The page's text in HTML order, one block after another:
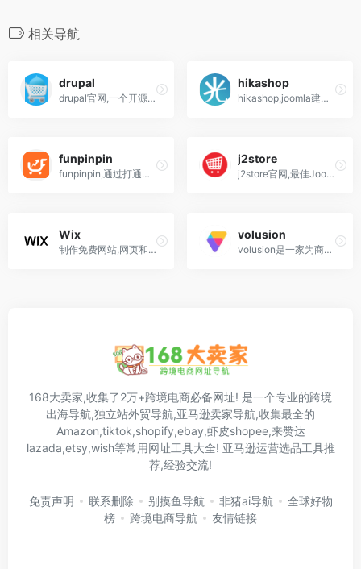
相关导航
drupal
drupal官网,一个开源的内容管理系统(CMS) 平台,独立站电商建站软件
hikashop
hikashop,joomla建站购物车插件,跨境电商工具
funpinpin
funpinpin,通过打通独立站生态圈,FunPinPin为中国卖家提供从建站到营销的一站式解决方案;FunPinPin把优秀的中国产品和服务带到全球,成就卖家的跨境事业
j2store
j2store官网,最佳Joomla购物车和电子商务插件
Wix
制作免费网站,网页和商店,选一个绝美的免费网页与网站范本,并用 Wix 网站帮手自订一切,完全不用编码技能
volusion
volusion是一家为商户在线创建端对端电子商务商店的服务平台
168大卖家,收集了2万+跨境电商必备网址! 是一个专业的跨境
出海导航,独立站外贸导航,亚马逊卖家导航,收集最全的
Amazon,tiktok,shopify,ebay,虾皮shopee,来赞达
lazada,etsy,wish等常用网址工具大全! 亚马逊运营选品工具推
荐,经验交流!
免责声明 联系删除 别摸鱼导航 非猪ai导航
全球好物
榜
跨境电商导航 友情链接